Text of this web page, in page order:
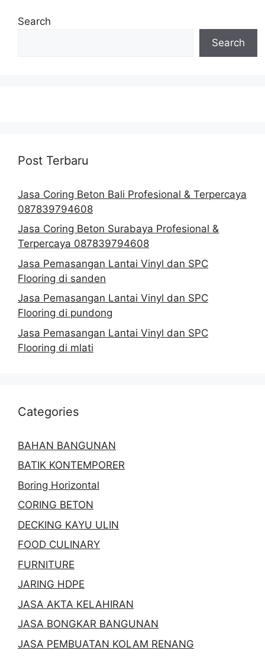
Search
Search
Post Terbaru
Jasa Coring Beton Bali Profesional & Terpercaya
087839794608
Jasa Coring Beton Surabaya Profesional &
Terpercaya 087839794608
Jasa Pemasangan Lantai Vinyl dan SPC
Flooring di sanden
Jasa Pemasangan Lantai Vinyl dan SPC
Flooring di pundong
Jasa Pemasangan Lantai Vinyl dan SPC
Flooring di mlati
Categories
BAHAN BANGUNAN
BATIK KONTEMPORER
Boring Horizontal
CORING BETON
DECKING KAYU ULIN
FOOD CULINARY
FURNITURE
JARING HDPE
JASA AKTA KELAHIRAN
JASA BONGKAR BANGUNAN
JASA PEMBUATAN KOLAM RENANG